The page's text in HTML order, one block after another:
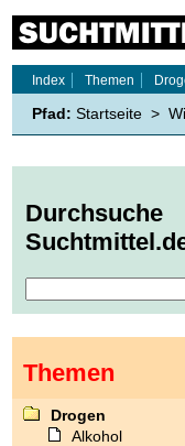
Index
Themen
Pfad: Startseite >
Durchsuche
Themen
Drogen
Alkohol